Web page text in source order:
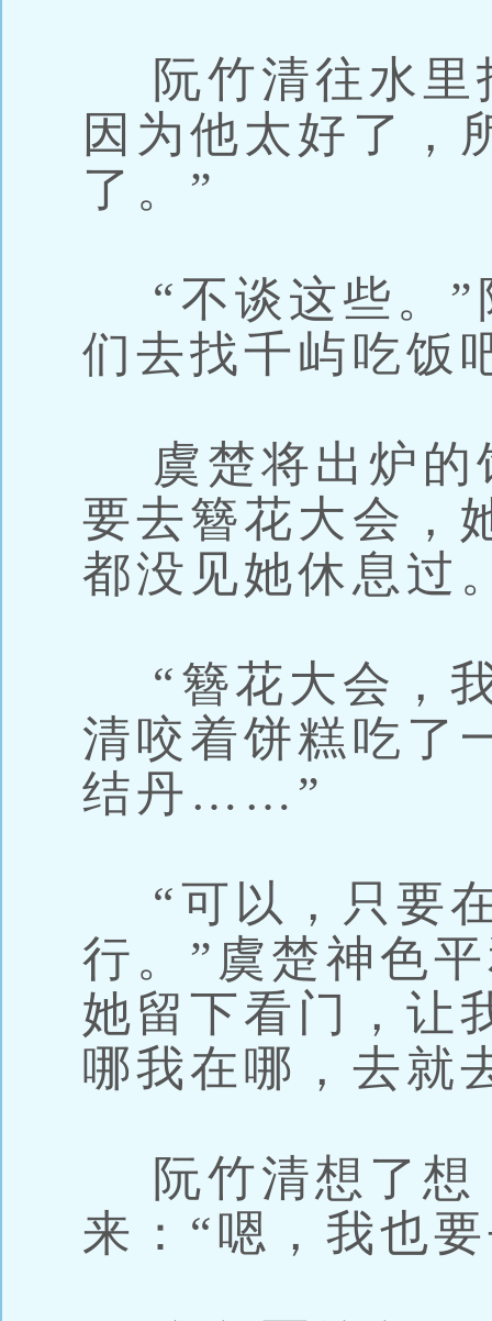
阮竹清往水里
因为他太好了，
了。”
“不谈这些。”
们去找千屿吃饭
虞楚将出炉的
要去簪花大会，
都没见她休息过
“簪花大会，
清咬着饼糕吃了
结丹……”
“可以，只要
行。”虞楚神色
她留下看门，让
哪我在哪，去就
阮竹清想了想
来：“嗯，我也